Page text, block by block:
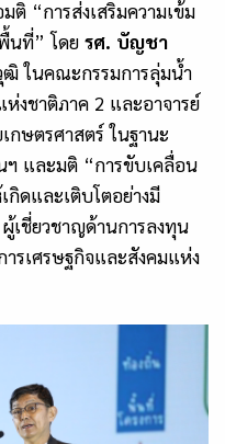
“การส่งเสริมความเข้ม
นที่” โดย รศ. บัญชา
ในคณะกรรมการลุ่มน้ำ
ห่งชาติภาค 2 และอาจารย์
กษตรศาสตร์ ในฐานะ
และมติ “การขับเคลื่อน
กิดและเติบโตอย่างมี
เชี่ยวชาญด้านการลงทุน
รเศรษฐกิจและสังคมแห่ง